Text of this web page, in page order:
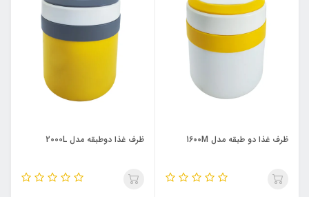
ظرف غذا دو طبقه مدل 1600M ظرف غذا دوطبقه مدل 2000L